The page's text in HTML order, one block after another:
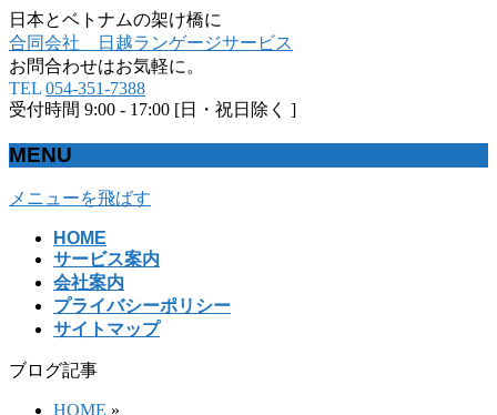
日本とベトナムの架け橋に
合同会社 日越ランゲージサービス
お問合わせはお気軽に。
TEL 054-351-7388
受付時間 9:00 - 17:00 [日・祝日除く ]
MENU
メニューを飛ばす
HOME
サービス案内
会社案内
プライバシーポリシー
サイトマップ
ブログ記事
HOME »